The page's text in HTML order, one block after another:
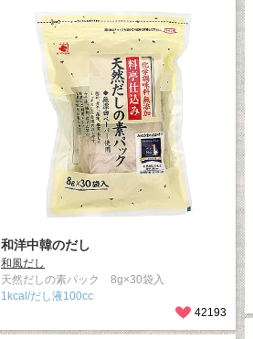
和洋中韓のだし
和風だし
天然だしの素パック 8g×30袋入
1kcal/だし液100cc
42193